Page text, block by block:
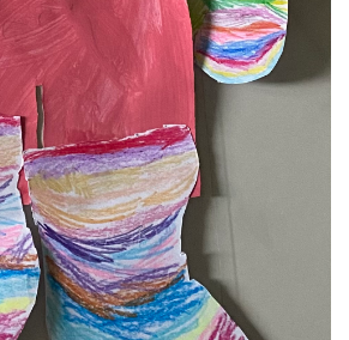
JARO
LÉTO